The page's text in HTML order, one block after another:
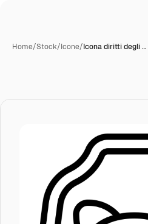
Home/Stock/Icone/Icona diritti degli …